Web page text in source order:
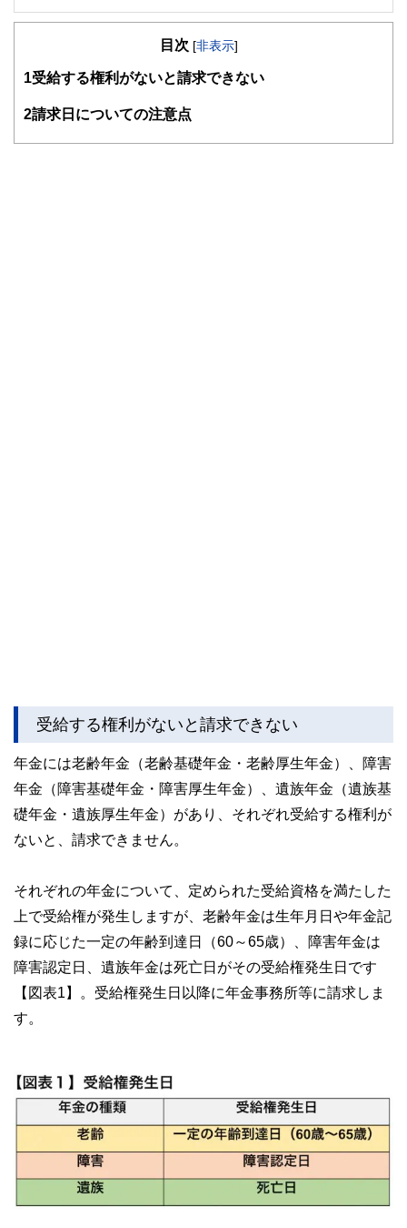
専門は公的年金で、活動拠点は横浜。これまで公的年金につ
ほか、社労士向け・FP向け・地方自治体職員向けの教育研
定ＦＰ（https://fpsdn.net/fp/yinouchi/
目次 [非表示]
1受給する権利がないと請求できない
2請求日についての注意点
受給する権利がないと請求できない
年金には老齢年金（老齢基礎年金・老齢厚生年金）、障害
年金（障害基礎年金・障害厚生年金）、遺族年金（遺族基
礎年金・遺族厚生年金）があり、それぞれ受給する権利が
ないと、請求できません。
それぞれの年金について、定められた受給資格を満たした
上で受給権が発生しますが、老齢年金は生年月日や年金記
録に応じた一定の年齢到達日（60～65歳）、障害年金は
障害認定日、遺族年金は死亡日がその受給権発生日です
【図表1】。受給権発生日以降に年金事務所等に請求しま
す。